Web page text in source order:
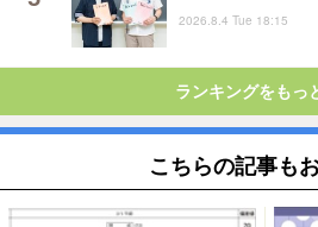
2026.8.4 Tue 18:15
ランキングをもっ
こちらの記事も